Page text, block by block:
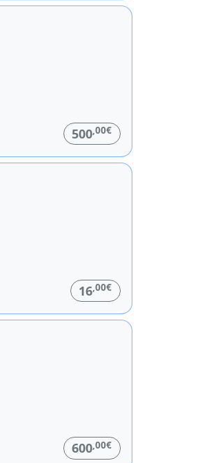
500,00€
16,00€
600 ,00€